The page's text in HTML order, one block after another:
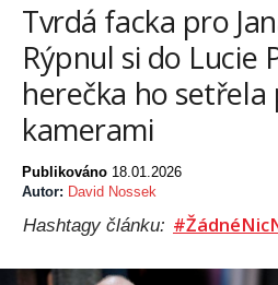
Tvrdá facka pro
Rýpnul si do Lucie
herečka ho setřela
kamerami
Publikováno 18.01.2026
Autor: David Nossek
Hashtagy článku: